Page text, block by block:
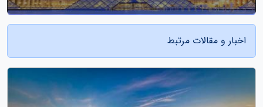
اخبار و مقالات مرتبط